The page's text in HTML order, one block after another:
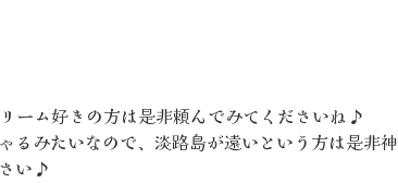
ーム好きの方は是非頼んでみてくださいね♪
みたいなので、淡路島が遠いという方は是非神
い♪